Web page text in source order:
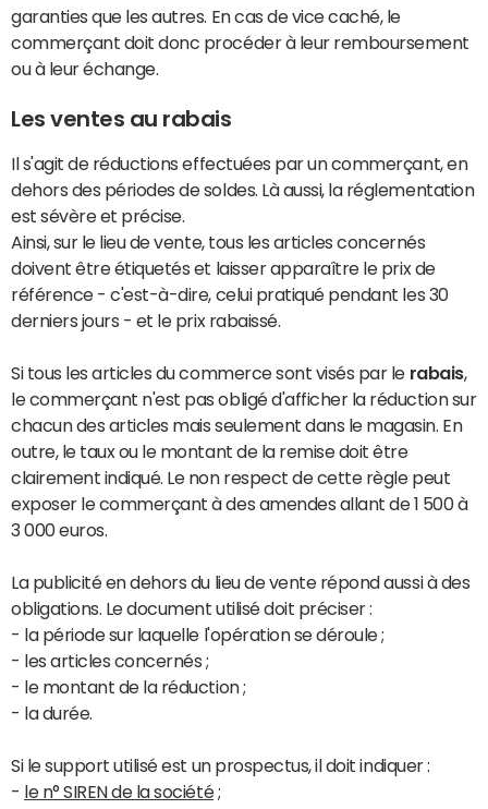
garanties que les autres. En cas de vice caché, le
commerçant doit donc procéder à leur remboursement
ou à leur échange.
Les ventes au rabais
Il s'agit de réductions effectuées par un commerçant, en
dehors des périodes de soldes. Là aussi, la réglementation
est sévère et précise.
Ainsi, sur le lieu de vente, tous les articles concernés
doivent être étiquetés et laisser apparaître le prix de
référence - c'est-à-dire, celui pratiqué pendant les 30
derniers jours - et le prix rabaissé.
Si tous les articles du commerce sont visés par le rabais,
le commerçant n'est pas obligé d'afficher la réduction sur
chacun des articles mais seulement dans le magasin. En
outre, le taux ou le montant de la remise doit être
clairement indiqué. Le non respect de cette règle peut
exposer le commerçant à des amendes allant de 1 500 à
3 000 euros.
La publicité en dehors du lieu de vente répond aussi à des
obligations. Le document utilisé doit préciser :
- la période sur laquelle l'opération se déroule ;
- les articles concernés ;
- le montant de la réduction ;
- la durée.
Si le support utilisé est un prospectus, il doit indiquer :
- le n° SIREN de la société;